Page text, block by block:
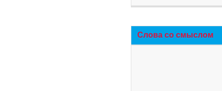
Слова со смыслом